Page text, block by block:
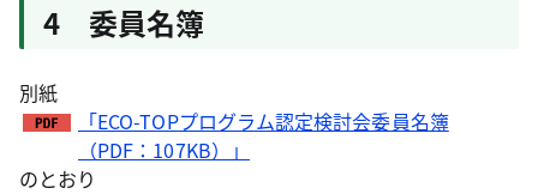
4 委員名簿
別紙
「ECO-TOPプログラム認定検討会委員名簿
（PDF：107KB）」
のとおり